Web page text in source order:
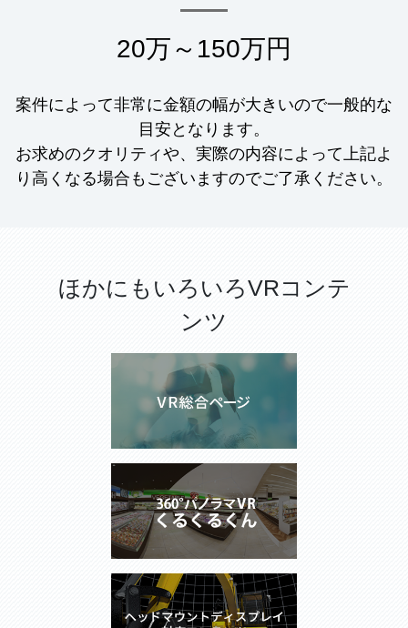
20万～150万円
案件によって非常に金額の幅が大きいので一般的な
目安となります。
お求めのクオリティや、実際の内容によって上記よ
り高くなる場合もございますのでご了承ください。
ほかにもいろいろVRコンテ
ンツ